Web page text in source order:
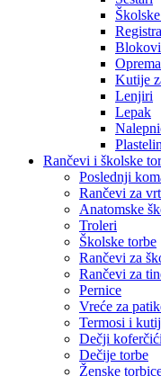
Blokovi
Kutije
Lenjiri
Lepak
Rančevi i školske
Poslednji
Rančevi za
Anatomske
Troleri
Školske torbe
Rančevi za
Rančevi za
Pernice
Vreće za
Termosi i
Dečji koferčići
Dečije torbe
Ženske